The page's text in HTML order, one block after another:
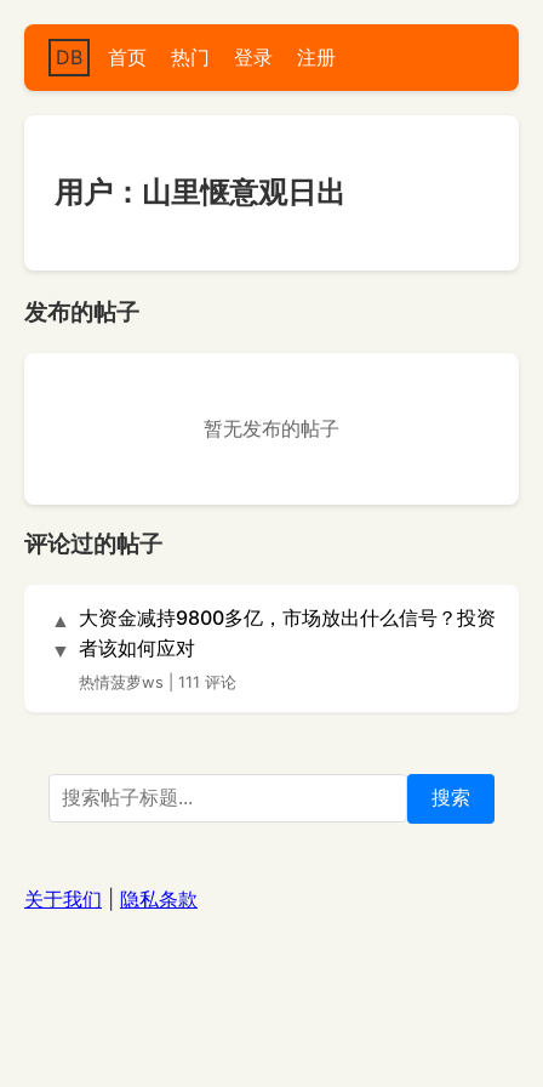
DB 首页 热门 登录 注册
用户：山里惬意观日出
发布的帖子
暂无发布的帖子
评论过的帖子
▲
▼
大资金减持9800多亿，市场放出什么信号？投资
者该如何应对
热情菠萝ws 111 评论
搜索
关于我们 隐私条款